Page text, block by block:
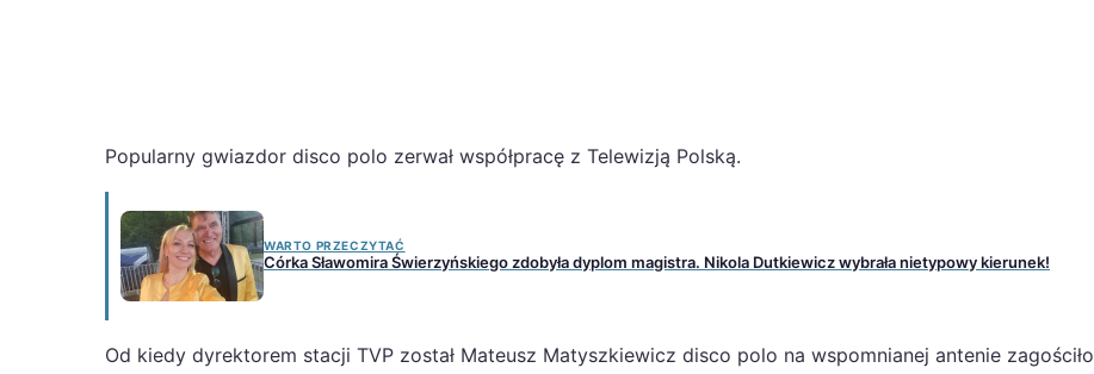
Popularny gwiazdor disco polo zerwał współpracę z Telewizją Polską.
WARTO PRZECZYTAĆ
Córka Sławomira Świerzyńskiego zdobyła dyplom magistra. Nikola Dutkiewicz wybrała nietypowy kierunek!
Od kiedy dyrektorem stacji TVP został Mateusz Matyszkiewicz disco polo na wspomnianej antenie zagościło